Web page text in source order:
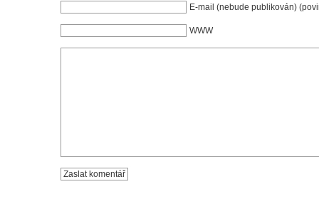
E-mail (nebude publikován)
WWW